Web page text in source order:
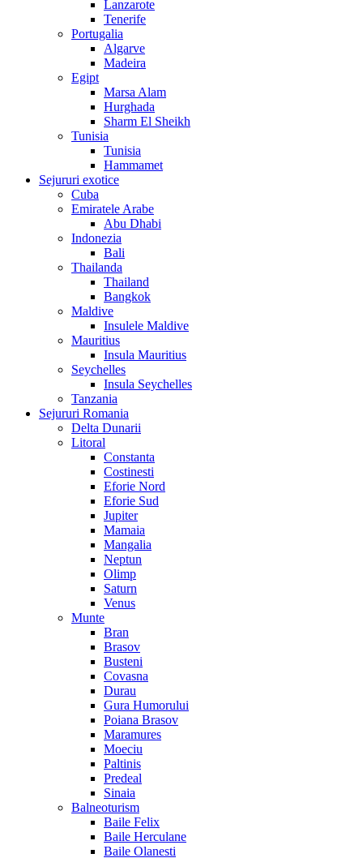
Lanzarote
Tenerife
Portugalia
Algarve
Madeira
Egipt
Marsa Alam
Hurghada
Sharm El Sheikh
Tunisia
Tunisia
Hammamet
Sejururi exotice
Cuba
Emiratele Arabe
Abu Dhabi
Indonezia
Bali
Thailanda
Thailand
Bangkok
Maldive
Insulele Maldive
Mauritius
Insula Mauritius
Seychelles
Insula Seychelles
Tanzania
Sejururi Romania
Delta Dunarii
Litoral
Constanta
Costinesti
Eforie Nord
Eforie Sud
Jupiter
Mamaia
Mangalia
Neptun
Olimp
Saturn
Venus
Munte
Bran
Brasov
Busteni
Covasna
Durau
Gura Humorului
Poiana Brasov
Maramures
Moeciu
Paltinis
Predeal
Sinaia
Balneoturism
Baile Felix
Baile Herculane
Baile Olanesti